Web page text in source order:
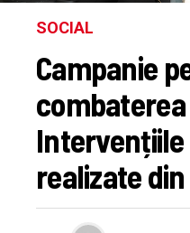
SOCIAL
Campanie
realizate